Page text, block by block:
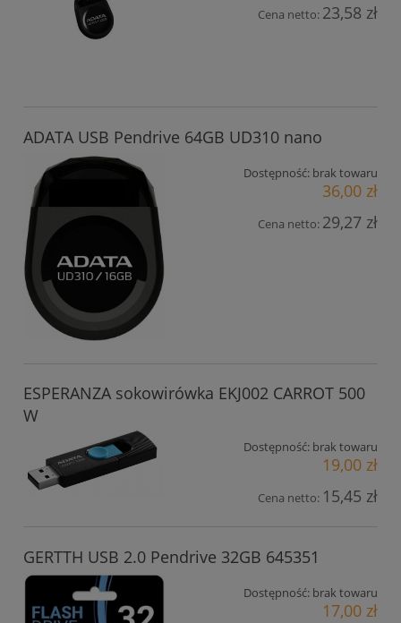
Cena netto: 23,58 zł
ADATA USB Pendrive 64GB UD310 nano
Dostępność: brak towaru
36,00 zł
Cena netto: 29,27 zł
ESPERANZA sokowirówka EKJ002 CARROT 500
W
Dostępność: brak towaru
19,00 zł
Cena netto: 15,45 zł
GERTTH USB 2.0 Pendrive 32GB 645351
Dostępność: brak towaru
17,00 zł